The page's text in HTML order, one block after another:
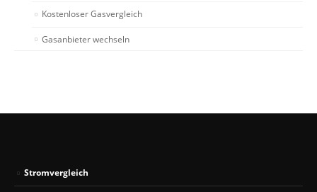
Kostenloser Gasvergleich
Gasanbieter wechseln
Stromvergleich